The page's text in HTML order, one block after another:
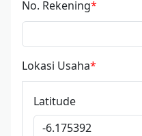
No. Rekening
Lokasi Usaha
Latitude